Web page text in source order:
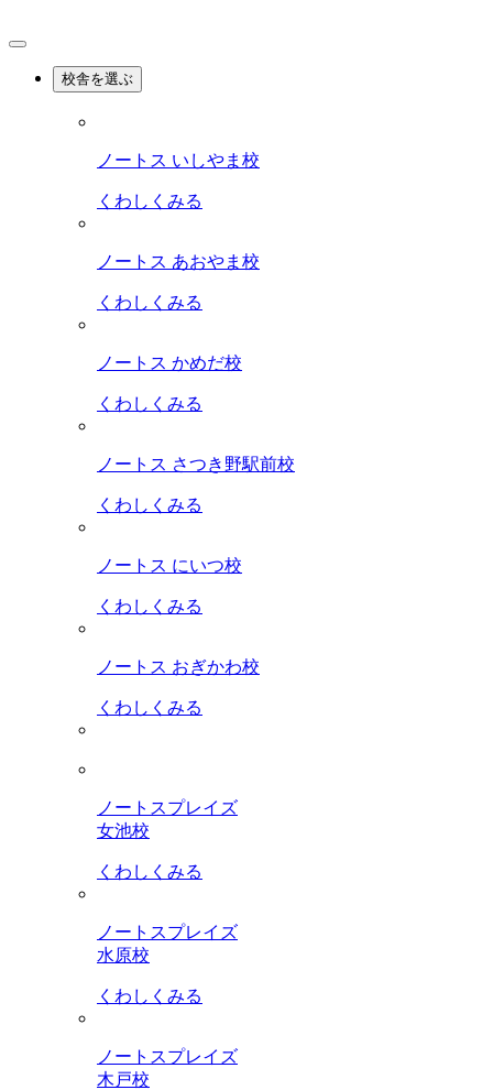
校舎を選ぶ
ノートス いしやま校
くわしくみる
ノートス あおやま校
くわしくみる
ノートス かめだ校
くわしくみる
ノートス さつき野駅前校
くわしくみる
ノートス にいつ校
くわしくみる
ノートス おぎかわ校
くわしくみる
ノートスプレイズ
女池校
くわしくみる
ノートスプレイズ
水原校
くわしくみる
ノートスプレイズ
木戸校